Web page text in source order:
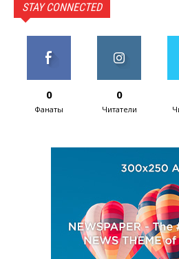
STAY CONNECTED
0
Фанаты
0
Читатели